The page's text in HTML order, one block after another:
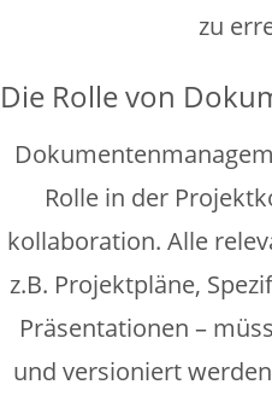
zu
Die Rolle von
Rolle in der
kollaboration. Alle
z.B. Projektpläne,
Präsentationen –
und versioniert